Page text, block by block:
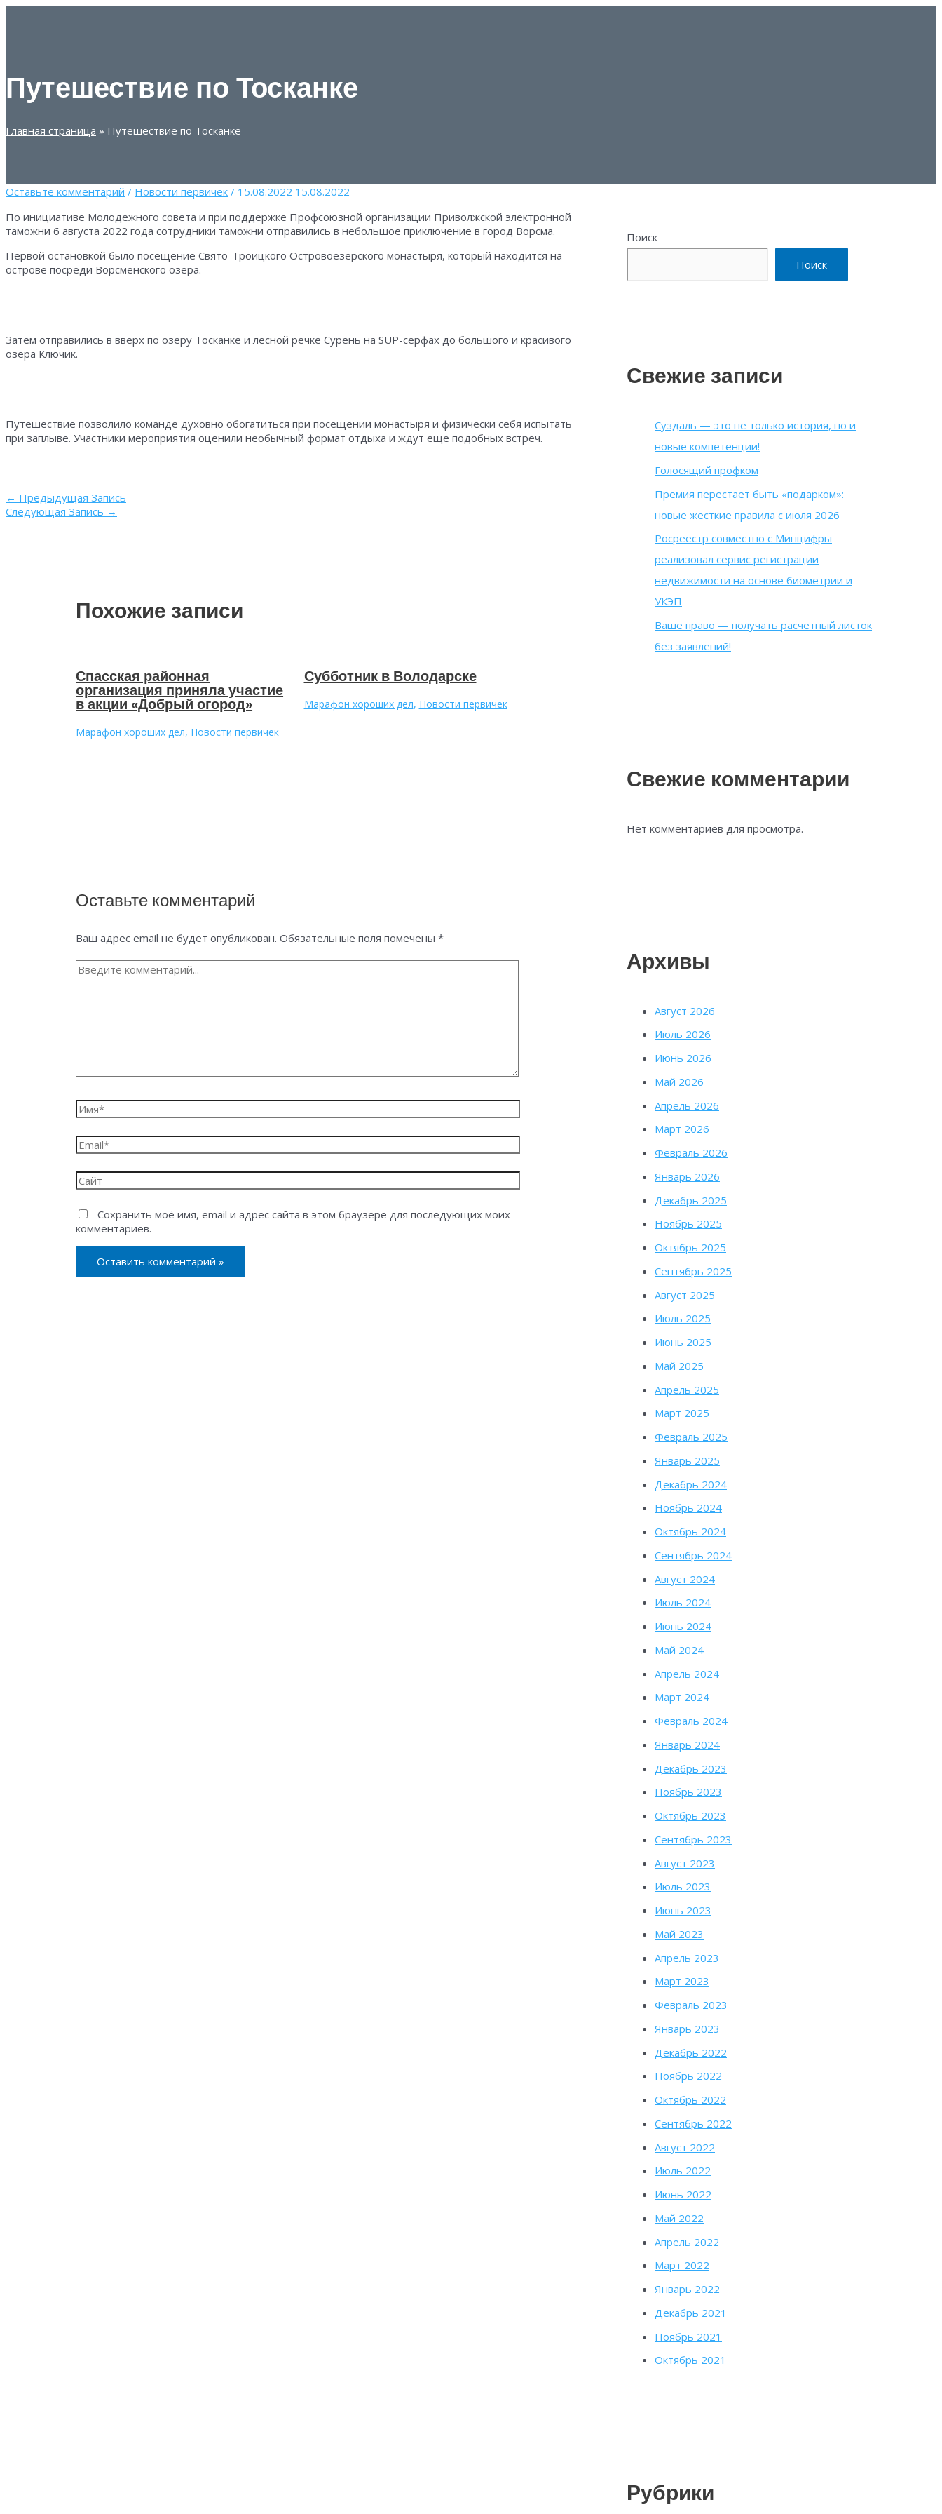
Путешествие по Тосканке
Главная страница » Путешествие по Тосканке
Оставьте комментарий / Новости первичек / 15.08.2022 15.08.2022
По инициативе Молодежного совета и при поддержке Профсоюзной организации Приволжской электронной
таможни 6 августа 2022 года сотрудники таможни отправились в небольшое приключение в город Ворсма.
Первой остановкой было посещение Свято-Троицкого Островоезерского монастыря, который находится на
острове посреди Ворсменского озера.
Затем отправились в вверх по озеру Тосканке и лесной речке Сурень на SUP-сёрфах до большого и красивого
озера Ключик.
Путешествие позволило команде духовно обогатиться при посещении монастыря и физически себя испытать
при заплыве. Участники мероприятия оценили необычный формат отдыха и ждут еще подобных встреч.
Навигация
по
← Предыдущая Запись
Следующая Запись →
Похожие записи
Спасская районная
организация приняла участие
в акции «Добрый огород»
Марафон хороших дел, Новости первичек
Субботник в Володарске
Марафон хороших дел, Новости первичек
Оставьте комментарий
Ваш адрес email не будет опубликован. Обязательные поля помечены*
Введите
Имя*
Email*
Сайт
Сохранить моё имя, email и адрес сайта в этом браузере для последующих моих
комментариев.
Поиск
Поиск
Свежие записи
Суздаль — это не только история, но и
новые компетенции!
Голосящий профком
Премия перестает быть «подарком»:
новые жесткие правила с июля 2026
Росреестр совместно с Минцифры
реализовал сервис регистрации
недвижимости на основе биометрии и
УКЭП
Ваше право — получать расчетный листок
без заявлений!
Свежие комментарии
Нет комментариев для просмотра.
Архивы
Август 2026
Июль 2026
Июнь 2026
Май 2026
Апрель 2026
Март 2026
Февраль 2026
Январь 2026
Декабрь 2025
Ноябрь 2025
Октябрь 2025
Сентябрь 2025
Август 2025
Июль 2025
Июнь 2025
Май 2025
Апрель 2025
Март 2025
Февраль 2025
Январь 2025
Декабрь 2024
Ноябрь 2024
Октябрь 2024
Сентябрь 2024
Август 2024
Июль 2024
Июнь 2024
Май 2024
Апрель 2024
Март 2024
Февраль 2024
Январь 2024
Декабрь 2023
Ноябрь 2023
Октябрь 2023
Сентябрь 2023
Август 2023
Июль 2023
Июнь 2023
Май 2023
Апрель 2023
Март 2023
Февраль 2023
Январь 2023
Декабрь 2022
Ноябрь 2022
Октябрь 2022
Сентябрь 2022
Август 2022
Июль 2022
Июнь 2022
Май 2022
Апрель 2022
Март 2022
Январь 2022
Декабрь 2021
Ноябрь 2021
Октябрь 2021
Рубрики